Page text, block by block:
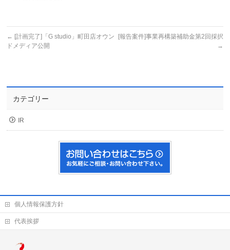
← [計画完了]「G studio」町田店オウン
ドメディア公開
[報告案件]事業再構築補助金第2回採択
→
カテゴリー
IR
個人情報保護方針
代表挨拶